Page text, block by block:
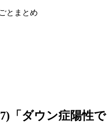
とまとめ
「ダウン症陽性で